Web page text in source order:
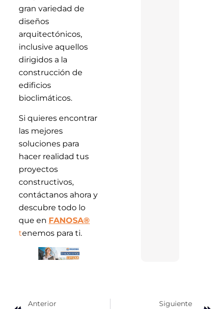
gran variedad de
diseños
arquitectónicos,
inclusive aquellos
dirigidos a la
construcción de
edificios
bioclimáticos.
Si quieres encontrar
las mejores
soluciones para
hacer realidad tus
proyectos
constructivos,
contáctanos ahora y
descubre todo lo
que en FANOSA®
tenemos para ti.
Anterior Siguiente